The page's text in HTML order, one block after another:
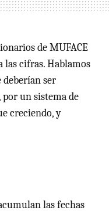
de MUFACE
las cifras. Hablamos
deberían ser
por un sistema de
creciendo, y
las fechas